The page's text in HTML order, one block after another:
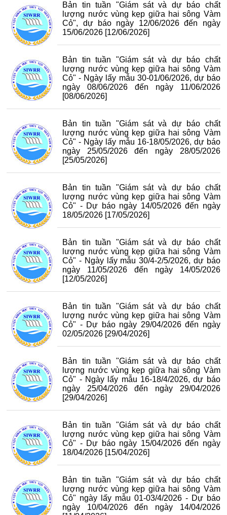
Bản tin tuần "Giám sát và dự báo chất
lượng nước vùng kẹp giữa hai sông Vàm
Cỏ", dự báo ngày 12/06/2026 đến ngày
15/06/2026 [12/06/2026]
Bản tin tuần "Giám sát và dự báo chất
lượng nước vùng kẹp giữa hai sông Vàm
Cỏ" - Ngày lấy mẫu 30-01/06/2026, dự báo
ngày 08/06/2026 đến ngày 11/06/2026
[08/06/2026]
Bản tin tuần "Giám sát và dự báo chất
lượng nước vùng kẹp giữa hai sông Vàm
Cỏ" - Ngày lấy mẫu 16-18/05/2026, dự báo
ngày 25/05/2026 đến ngày 28/05/2026
[25/05/2026]
Bản tin tuần "Giám sát và dự báo chất
lượng nước vùng kẹp giữa hai sông Vàm
Cỏ" - Dự báo ngày 14/05/2026 đến ngày
18/05/2026 [17/05/2026]
Bản tin tuần "Giám sát và dự báo chất
lượng nước vùng kẹp giữa hai sông Vàm
Cỏ" - Ngày lấy mẫu 30/4-2/5/2026, dự báo
ngày 11/05/2026 đến ngày 14/05/2026
[12/05/2026]
Bản tin tuần "Giám sát và dự báo chất
lượng nước vùng kẹp giữa hai sông Vàm
Cỏ" - Dự báo ngày 29/04/2026 đến ngày
02/05/2026 [29/04/2026]
Bản tin tuần "Giám sát và dự báo chất
lượng nước vùng kẹp giữa hai sông Vàm
Cỏ" - Ngày lấy mẫu 16-18/4/2026, dự báo
ngày 25/04/2026 đến ngày 29/04/2026
[29/04/2026]
Bản tin tuần "Giám sát và dự báo chất
lượng nước vùng kẹp giữa hai sông Vàm
Cỏ" - Dự báo ngày 15/04/2026 đến ngày
18/04/2026 [15/04/2026]
Bản tin tuần "Giám sát và dự báo chất
lượng nước vùng kẹp giữa hai sông Vàm
Cỏ" ngày lấy mẫu 01-03/4/2026 - Dự báo
ngày 10/04/2026 đến ngày 14/04/2026